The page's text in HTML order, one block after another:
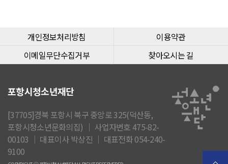
개인정보처리방침
이용약관
이메일무단수집거부
찾아오시는 길
포항시청소년재단
[37705]경북 포항시 북구 중앙로 325(덕산동,
포항시청소년문화의집) │ 사업자번호 475-82-
00103 │ 대표이사 박상진 │ 대표전화 054-240-
9100